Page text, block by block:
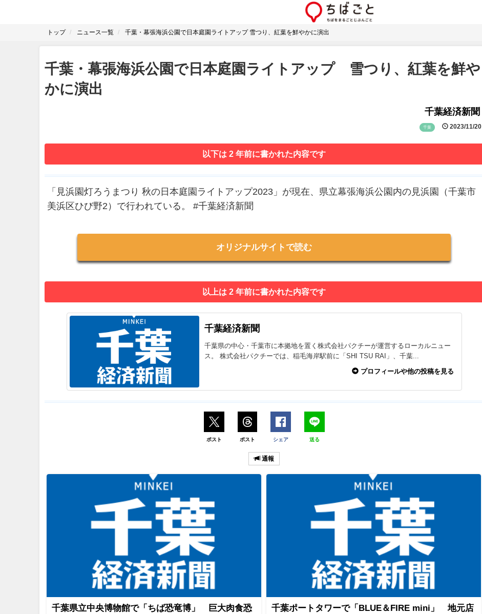
トップ ニュース一覧 千葉・幕張海浜公園で日本庭園ライトアップ 雪つり、紅葉を鮮やかに演出
千葉・幕張海浜公園で日本庭園ライトアップ 雪つり、紅葉を鮮や
かに演出
千葉経済新聞
千葉 2023/11/20
以下は 2 年前に書かれた内容です
「見浜園灯ろうまつり 秋の日本庭園ライトアップ2023」が現在、県立幕張海浜公園内の見浜園（千葉市
美浜区ひび野2）で行われている。 #千葉経済新聞
オリジナルサイトで読む
以上は 2 年前に書かれた内容です
千葉経済新聞
千葉県の中心・千葉市に本拠地を置く株式会社パクチーが運営するローカルニュー
ス。 株式会社パクチーでは、稲毛海岸駅前に「SHI TSU RAI」、千葉...
プロフィールや他の投稿を見る
ポスト ポスト シェア 送る
通報
千葉県立中央博物館で「ちば恐竜博」 巨大肉食恐
千葉ポートタワーで「BLUE＆FIRE mini」 地元店